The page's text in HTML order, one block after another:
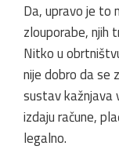
Da, upravo je to
zlouporabe, njih
Nitko u
nije dobro da se
sustav kažnjava
izdaju račune,
legalno.